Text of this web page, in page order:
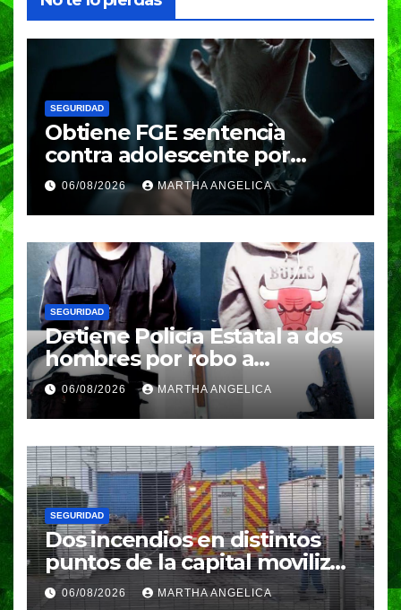
SEGURIDAD
Obtiene FGE sentencia
contra adolescente por
violación equiparada
06/08/2026 MARTHA ANGELICA
SEGURIDAD
Detiene Policía Estatal a dos
hombres por robo a
transeúnte
06/08/2026 MARTHA ANGELICA
SEGURIDAD
Dos incendios en distintos
puntos de la capital movilizan
a cuerpos de emergencia
06/08/2026 MARTHA ANGELICA